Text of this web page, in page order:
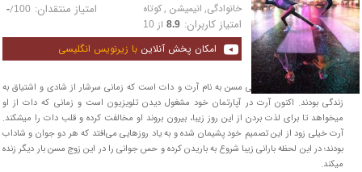
خانوادگی, انیمیشن ,کوتاه امتیاز منتقدان: -/100
امتیاز کاربران: 8.9از 10
امکان پخش آنلاین با زیرنویس انگلیسی
این انیمیشن در مورد زوجی مسن به نام آرت و دات است که زمانی سرشار از شادی و اشتیاق به
زندگی بودند. اکنون آرت در آپارتمان خود مشغول دیدن تلویزیون است و زمانی که دات از او
میخواهد تا برای لذت بردن از این روز زیبا، بیرون بروند او مخالفت کرده و قلب دات را میشکند.
آرت خیلی زود از این تصمیم خود پشیمان شده و به یاد روزهایی می‌افتد که هر دو جوان و شاداب
بودند؛ در این لحظه بارانی زیبا شروع به باریدن کرده و حس جوانی را در این زوج مسن بار دیگر زنده
میکند.